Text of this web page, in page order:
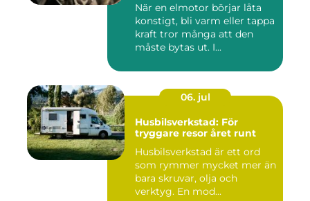
När en elmotor börjar låta
konstigt, bli varm eller tappa
kraft tror många att den
måste bytas ut. I...
06. jul
Husbilsverkstad: För
tryggare resor året runt
Husbilsverkstad är ett ord
som rymmer mycket mer än
bara skruvar, olja och
verktyg. En mod...